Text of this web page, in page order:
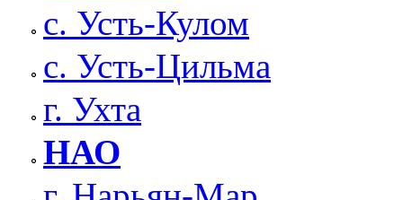
с. Усть-Кулом
с. Усть-Цильма
г. Ухта
НАО